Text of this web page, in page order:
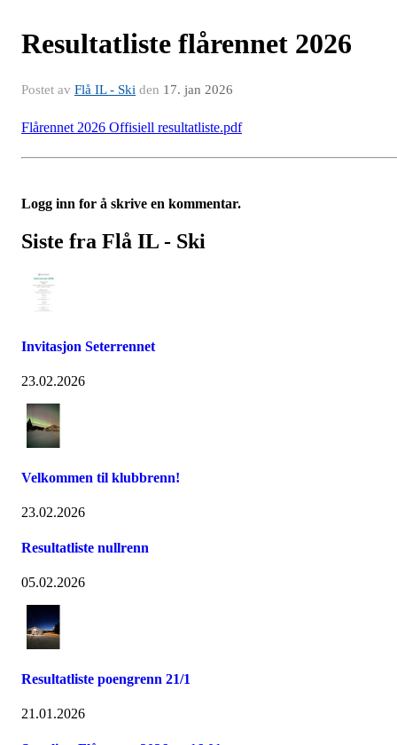
Resultatliste flårennet 2026
Postet av Flå IL - Ski den 17. jan 2026
Flårennet 2026 Offisiell resultatliste.pdf
Logg inn for å skrive en kommentar.
Siste fra Flå IL - Ski
Invitasjon Seterrennet
23.02.2026
Velkommen til klubbrenn!
23.02.2026
Resultatliste nullrenn
05.02.2026
Resultatliste poengrenn 21/1
21.01.2026